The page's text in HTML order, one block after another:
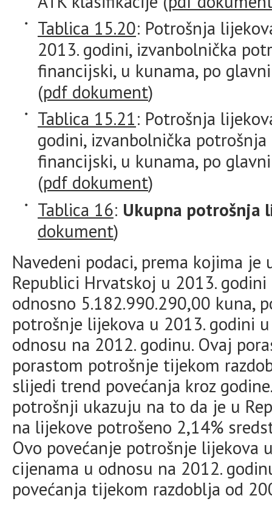
Tablica 15.20: Potrošnja
2013. godini, izvanbolnička
financijski, u kunama, po
(pdf dokument)
Tablica 15.21: Potrošnja
godini, izvanbolnička
financijski, u kunama, po
(pdf dokument)
Tablica 16: Ukupna potrošnja
dokument)
Navedeni podaci, prema kojima
Republici Hrvatskoj u 2013.
odnosno 5.182.990.290,00 kuna,
potrošnje lijekova u 2013. godini
odnosu na 2012. godinu. Ovaj
porastom potrošnje tijekom
slijedi trend povećanja kroz
potrošnji ukazuju na to da je u
na lijekove potrošeno 2,14%
Ovo povećanje potrošnje lijekova
cijenama u odnosu na 2012.
povećanja tijekom razdoblja od